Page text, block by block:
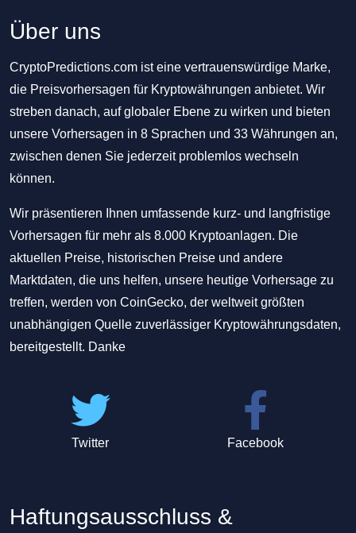
Über uns
CryptoPredictions.com ist eine vertrauenswürdige Marke,
die Preisvorhersagen für Kryptowährungen anbietet. Wir
streben danach, auf globaler Ebene zu wirken und bieten
unsere Vorhersagen in 8 Sprachen und 33 Währungen an,
zwischen denen Sie jederzeit problemlos wechseln
können.
Wir präsentieren Ihnen umfassende kurz- und langfristige
Vorhersagen für mehr als 8.000 Kryptoanlagen. Die
aktuellen Preise, historischen Preise und andere
Marktdaten, die uns helfen, unsere heutige Vorhersage zu
treffen, werden von CoinGecko, der weltweit größten
unabhängigen Quelle zuverlässiger Kryptowährungsdaten,
bereitgestellt. Danke
Twitter Facebook
Haftungsausschluss &